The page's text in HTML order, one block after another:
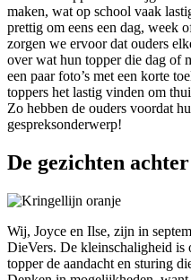
maken, wat op school vaak
prettig om eens een dag, week
zorgen we ervoor dat ouders
over wat hun topper die dag of
een paar foto’s met een korte
toppers het lastig vinden om
Zo hebben de ouders voordat
gespreksonderwerp!
De gezichten
Wij, Joyce en Ilse, zijn in
DieVers. De kleinschaligheid
topper de aandacht en sturing